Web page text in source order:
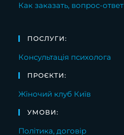
Как заказать, вопрос-ответ
ПОСЛУГИ:
Консультація психолога
ПРОЄКТИ:
Жіночий клуб Київ
УМОВИ:
Політика, договір